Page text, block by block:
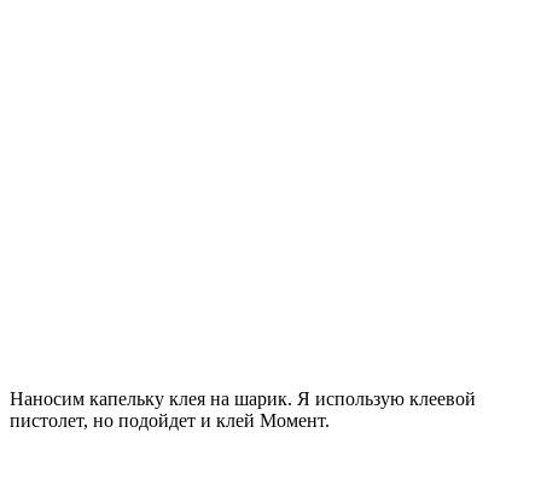
Наносим капельку клея на шарик. Я использую клеевой
пистолет, но подойдет и клей Момент.